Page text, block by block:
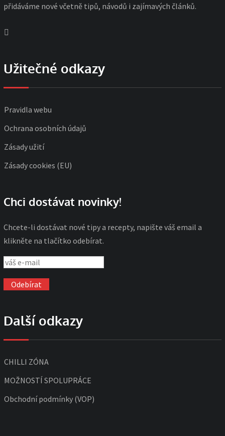
přidáváme nové včetně tipů, návodů i zajímavých článků.
Užitečné odkazy
Pravidla webu
Ochrana osobních údajů
Zásady užití
Zásady cookies (EU)
Chci dostávat novinky!
Chcete-li dostávat nové tipy a recepty, napište váš email a
klikněte na tlačítko odebírat.
Další odkazy
CHILLI ZÓNA
MOŽNOSTÍ SPOLUPRÁCE
Obchodní podmínky (VOP)